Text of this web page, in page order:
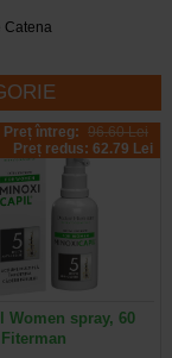
Catena
Preț întreg: 96.60 Lei
Preț redus: 62.79 Lei
Women spray, 60